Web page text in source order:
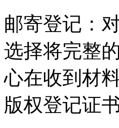
邮寄登记‌：
选择将完整
心在收到材
版权登记证书